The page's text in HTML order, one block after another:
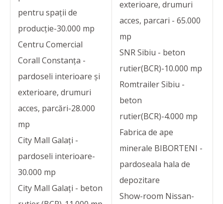
pentru spații de
producție-30.000 mp
Centru Comercial
Corall Constanța -
pardoseli interioare și
exterioare, drumuri
acces, parcări-28.000
mp
City Mall Galați -
pardoseli interioare-
30.000 mp
City Mall Galați - beton
exterioare, drumuri
acces, parcari - 65.000
mp
SNR Sibiu - beton
rutier(BCR)-10.000 mp
Romtrailer Sibiu -
beton
rutier(BCR)-4.000 mp
Fabrica de ape
minerale BIBORTENI -
pardoseala hala de
depozitare
Show-room Nissan-